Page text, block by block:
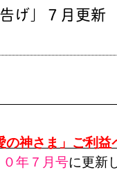
げ」７月更新
の神さま」ご利益
年７ 月号に更新